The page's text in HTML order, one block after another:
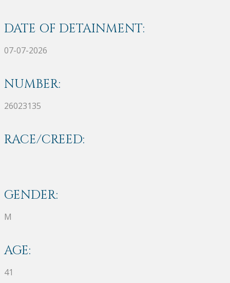
DATE OF DETAINMENT:
07-07-2026
NUMBER:
26023135
RACE/CREED:
GENDER:
M
AGE:
41